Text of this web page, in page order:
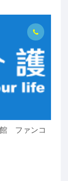
ファンコ